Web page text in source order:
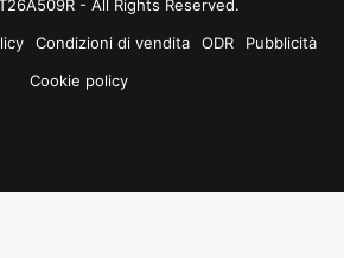
- All Rights Reserved.
Condizioni di vendita ODR
Pubblicità
Cookie policy
Tube